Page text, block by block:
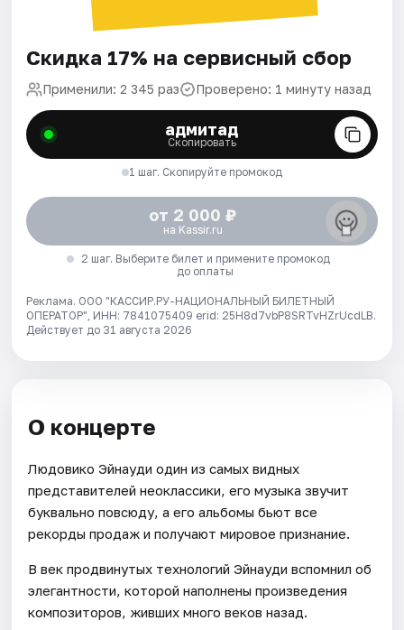
Скидка 17% на сервисный сбор
Применили: 2 345 раз Проверено: 1 минуту назад
адмитад
Скопировать
1 шаг. Скопируйте промокод
от 2 000 ₽
на Kassir.ru
2 шаг. Выберите билет и примените промокод
до оплаты
Реклама. ООО "КАССИР.РУ-НАЦИОНАЛЬНЫЙ БИЛЕТНЫЙ
ОПЕРАТОР", ИНН: 7841075409 erid: 25H8d7vbP8SRTvHZrUcdLB.
Действует до 31 августа 2026
О концерте
Людовико Эйнауди один из самых видных
представителей неоклассики, его музыка звучит
буквально повсюду, а его альбомы бьют все
рекорды продаж и получают мировое признание.
В век продвинутых технологий Эйнауди вспомнил об
элегантности, которой наполнены произведения
композиторов, живших много веков назад.